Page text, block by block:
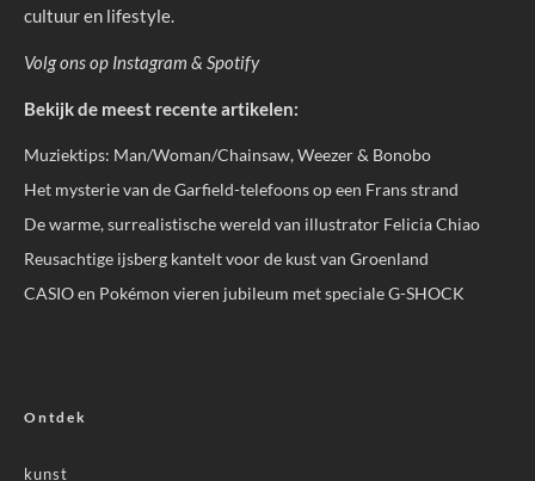
cultuur en lifestyle.
Volg ons op Instagram & Spotify
Bekijk de meest recente artikelen:
Muziektips: Man/Woman/Chainsaw, Weezer & Bonobo
Het mysterie van de Garfield-telefoons op een Frans strand
De warme, surrealistische wereld van illustrator Felicia Chiao
Reusachtige ijsberg kantelt voor de kust van Groenland
CASIO en Pokémon vieren jubileum met speciale G-SHOCK
Ontdek
kunst